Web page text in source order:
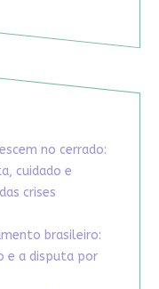
no cerrado:
cuidado e
crises
brasileiro:
e a disputa por